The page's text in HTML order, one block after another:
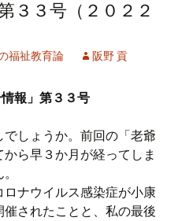
３３号（２０２２
福祉教育論 阪野 貢
情報」第３３号
しょうか。前回の「老爺
ら早３か月が経ってしま
ナウイルス感染症が小康
されたことと、私の最後